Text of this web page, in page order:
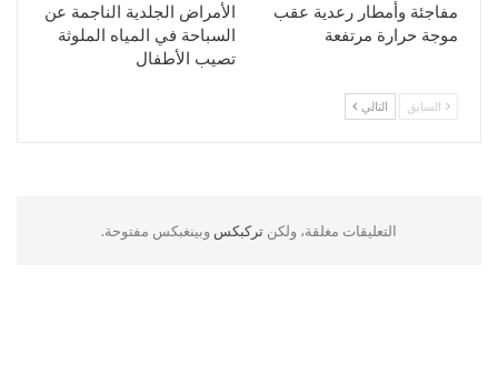
مفاجئة وأمطار رعدية عقب
موجة حرارة مرتفعة
الأمراض الجلدية الناجمة عن
السباحة في المياه الملوثة
تصيب الأطفال
السابق التالي
التعليقات مغلقة، ولكن تركبكس وبينغبكس مفتوحة.